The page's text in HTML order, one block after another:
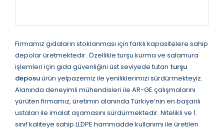
Firmamız gıdaların stoklanması için farklı kapasitelere sahip
depolar üretmektedir. Özellikle turşu kurma ve salamura
işlemleri için gıda güvenliğini üst seviyede tutan turşu
deposuürün yelpazemiz ile yeniliklerimizi sürdürmekteyiz.
Alanında deneyimli mühendisleri ile AR-GE çalışmalarını
yürüten firmamız, üretimin alanında Türkiye’nin en başarılı
ustaları ile imalat aşamasını sürdürmektedir. Nitelikli ve 1.
sınıf kaliteye sahip LLDPE hammadde kullanımı ile üretilen